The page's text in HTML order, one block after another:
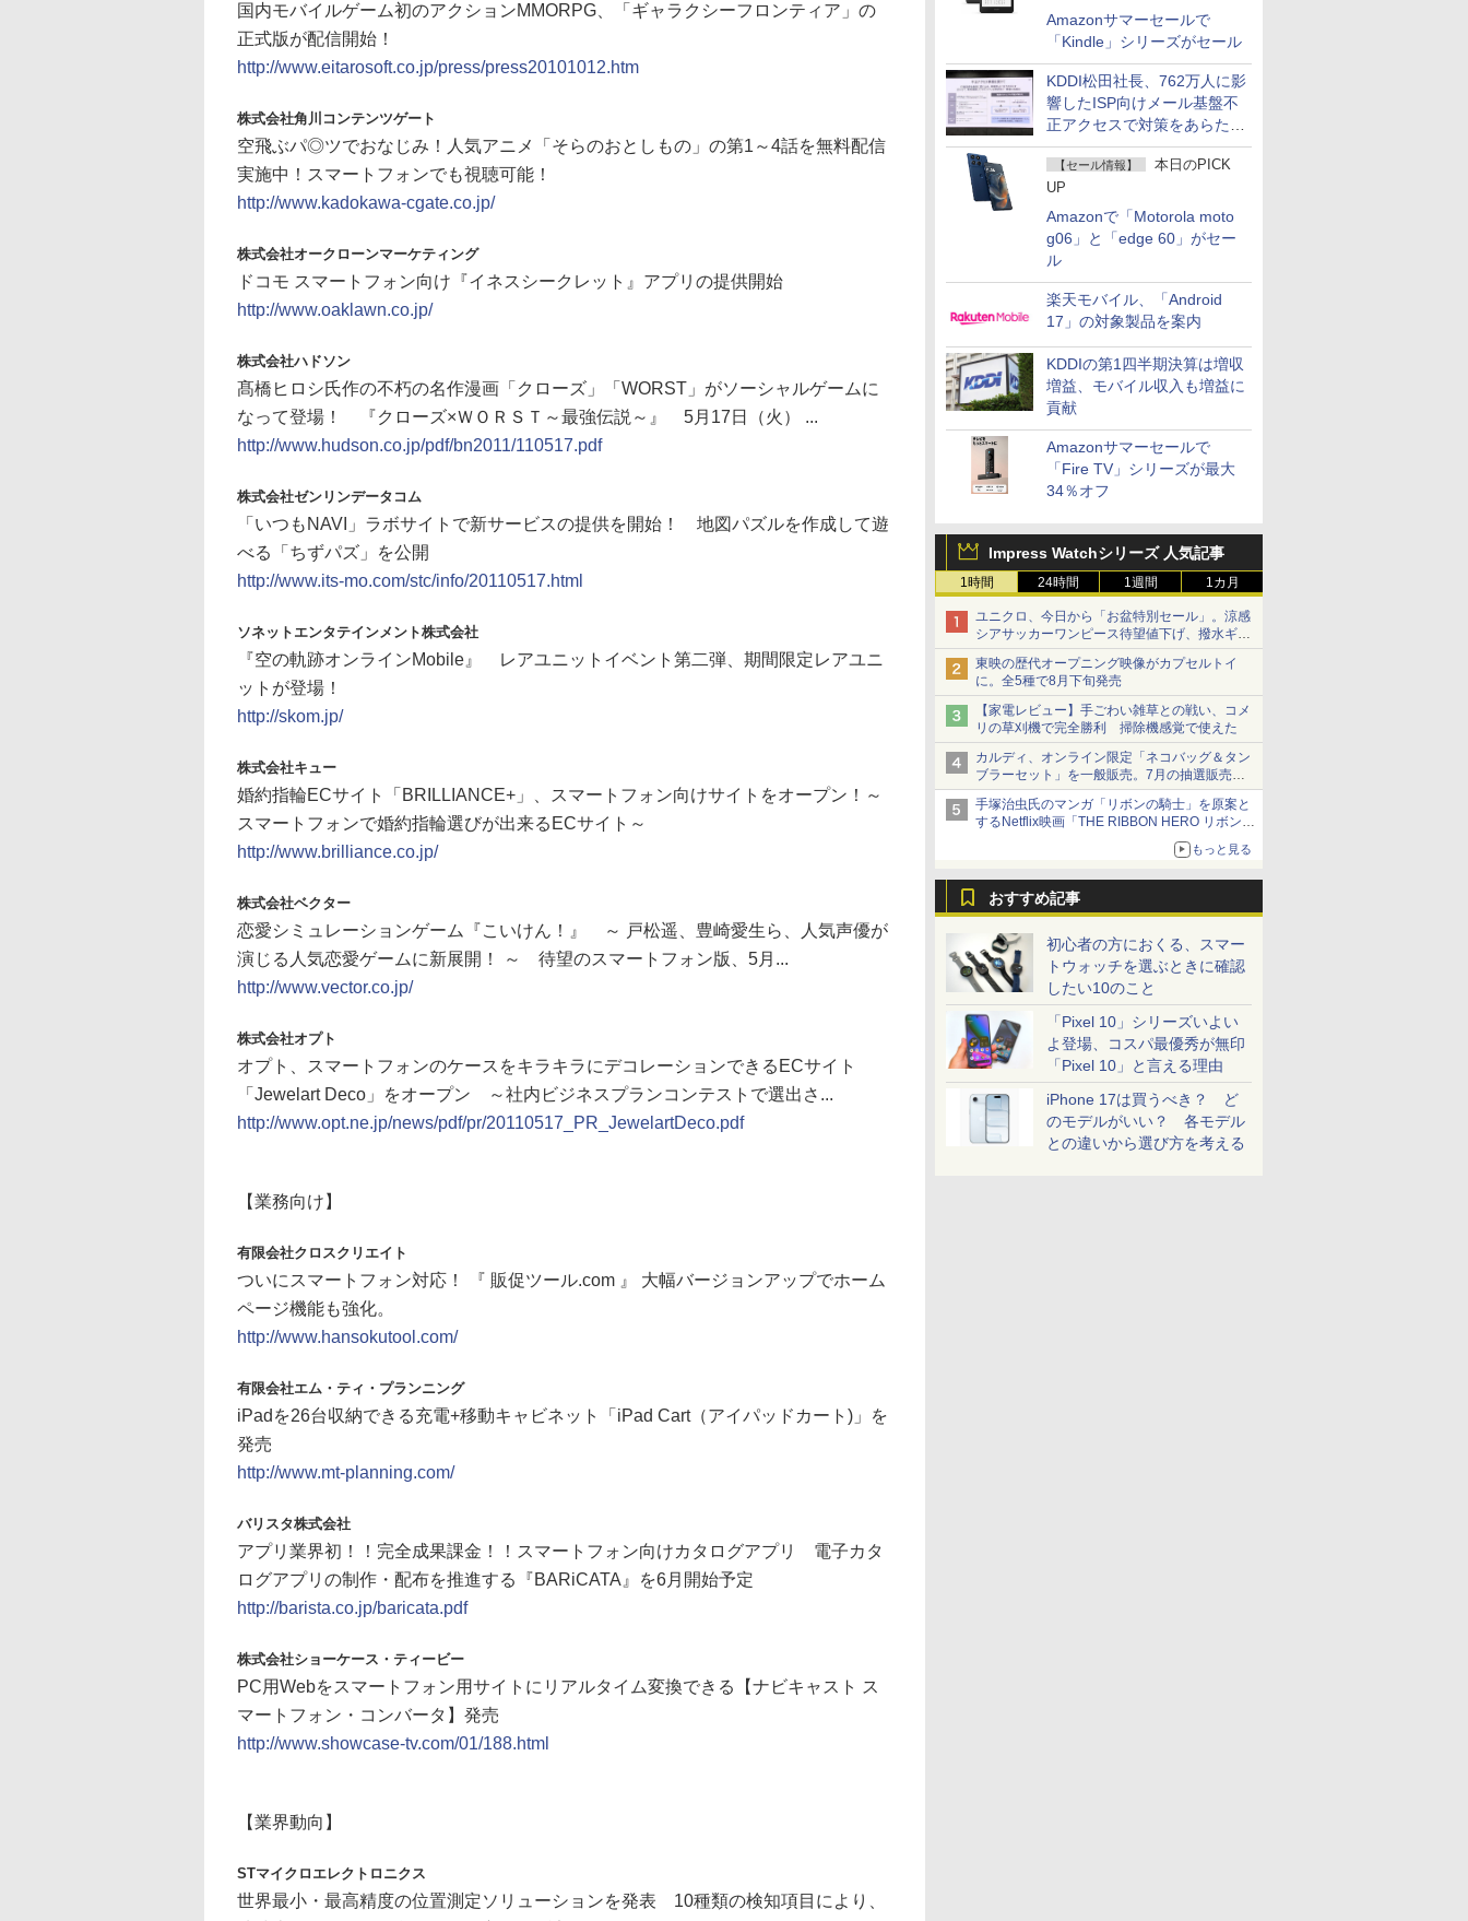
Amazonサマーセールで
「Kindle」シリーズがセール
KDDI松田社長、762万人に影
響したISP向けメール基盤不
正アクセスで対策をあらため
て説明
【セール情報】
本日のPICK
UP
Amazonで「Motorola moto
g06」と「edge 60」がセー
ル
楽天モバイル、「Android
17」の対象製品を案内
KDDIの第1四半期決算は増収
増益、モバイル収入も増益に
貢献
Amazonサマーセールで
「Fire TV」シリーズが最大
34％オフ
Impress Watchシリーズ 人気記事
1時間 24時間 1週間 1カ月
ユニクロ、今日から「お盆特別セール」。涼感
シアサッカーワンピース待望値下げ、撥水ギア
ショーツは1990円に
東映の歴代オープニング映像がカプセルトイ
に。全5種で8月下旬発売
【家電レビュー】手ごわい雑草との戦い、コメ
リの草刈機で完全勝利 掃除機感覚で使えた
カルディ、オンライン限定「ネコバッグ＆タン
ブラーセット」を一般販売。7月の抽選販売の
当選無効分
手塚治虫氏のマンガ「リボンの騎士」を原案と
するNetflix映画「THE RIBBON HERO リボンヒ
もっと見る
おすすめ記事
初心者の方におくる、スマー
トウォッチを選ぶときに確認
したい10のこと
「Pixel 10」シリーズいよい
よ登場、コスパ最優秀が無印
「Pixel 10」と言える理由
iPhone 17は買うべき？ ど
のモデルがいい？ 各モデル
との違いから選び方を考える
国内モバイルゲーム初のアクションMMORPG、「ギャラクシーフロンティア」の
正式版が配信開始！
http://www.eitarosoft.co.jp/press/press20101012.htm
株式会社角川コンテンツゲート
空飛ぶパ◎ツでおなじみ！人気アニメ「そらのおとしもの」の第1～4話を無料配信
実施中！スマートフォンでも視聴可能！
http://www.kadokawa-cgate.co.jp/
株式会社オークローンマーケティング
ドコモ スマートフォン向け『イネスシークレット』アプリの提供開始
http://www.oaklawn.co.jp/
株式会社ハドソン
髙橋ヒロシ氏作の不朽の名作漫画「クローズ」「WORST」がソーシャルゲームに
なって登場！ 『クローズ×ＷＯＲＳＴ～最強伝説～』 5月17日（火） ...
http://www.hudson.co.jp/pdf/bn2011/110517.pdf
株式会社ゼンリンデータコム
「いつもNAVI」ラボサイトで新サービスの提供を開始！ 地図パズルを作成して遊
べる「ちずパズ」を公開
http://www.its-mo.com/stc/info/20110517.html
ソネットエンタテインメント株式会社
『空の軌跡オンラインMobile』 レアユニットイベント第二弾、期間限定レアユニ
ットが登場！
http://skom.jp/
株式会社キュー
婚約指輪ECサイト「BRILLIANCE+」、スマートフォン向けサイトをオープン！～
スマートフォンで婚約指輪選びが出来るECサイト～
http://www.brilliance.co.jp/
株式会社ベクター
恋愛シミュレーションゲーム『こいけん！』 ～ 戸松遥、豊崎愛生ら、人気声優が
演じる人気恋愛ゲームに新展開！ ～ 待望のスマートフォン版、5月...
http://www.vector.co.jp/
株式会社オプト
オプト、スマートフォンのケースをキラキラにデコレーションできるECサイト
「Jewelart Deco」をオープン ～社内ビジネスプランコンテストで選出さ...
http://www.opt.ne.jp/news/pdf/pr/20110517_PR_JewelartDeco.pdf
【業務向け】
有限会社クロスクリエイト
ついにスマートフォン対応！ 『 販促ツール.com 』 大幅バージョンアップでホーム
ページ機能も強化。
http://www.hansokutool.com/
有限会社エム・ティ・プランニング
iPadを26台収納できる充電+移動キャビネット「iPad Cart（アイパッドカート)」を
発売
http://www.mt-planning.com/
バリスタ株式会社
アプリ業界初！！完全成果課金！！スマートフォン向けカタログアプリ 電子カタ
ログアプリの制作・配布を推進する『BARiCATA』を6月開始予定
http://barista.co.jp/baricata.pdf
株式会社ショーケース・ティービー
PC用Webをスマートフォン用サイトにリアルタイム変換できる【ナビキャスト ス
マートフォン・コンバータ】発売
http://www.showcase-tv.com/01/188.html
【業界動向】
STマイクロエレクトロニクス
世界最小・最高精度の位置測定ソリューションを発表 10種類の検知項目により、